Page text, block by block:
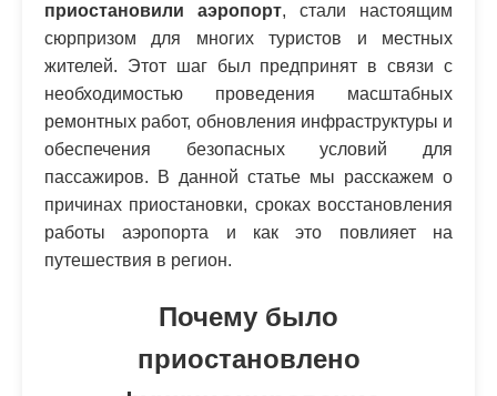
приостановили аэропорт, стали настоящим
сюрпризом для многих туристов и местных
жителей. Этот шаг был предпринят в связи с
необходимостью проведения масштабных
ремонтных работ, обновления инфраструктуры и
обеспечения безопасных условий для
пассажиров. В данной статье мы расскажем о
причинах приостановки, сроках восстановления
работы аэропорта и как это повлияет на
путешествия в регион.
Почему было
приостановлено